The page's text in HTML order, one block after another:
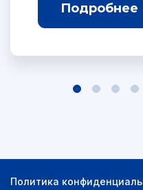
Подробнее
Политика